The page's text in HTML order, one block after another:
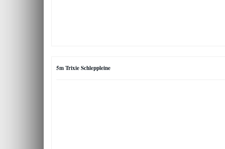
5m Trixie Schleppleine